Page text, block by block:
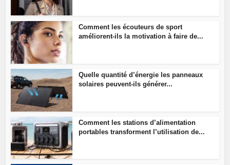
Comment les écouteurs de sport
améliorent-ils la motivation à faire de...
Quelle quantité d’énergie les panneaux
solaires peuvent-ils générer...
Comment les stations d’alimentation
portables transforment l’utilisation de...